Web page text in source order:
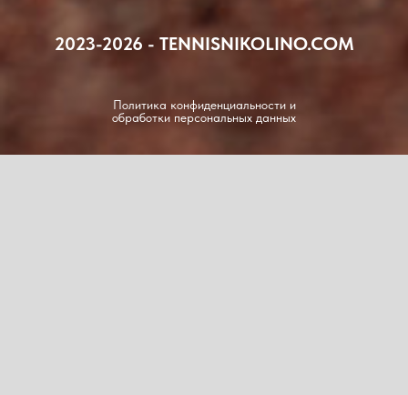
2023-2026 - TENNISNIKOLINO.COM
Политика конфиденциальности и
обработки персональных данных